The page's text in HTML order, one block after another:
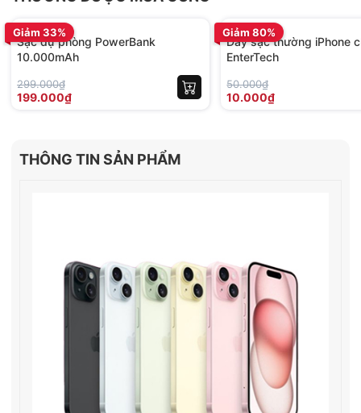
Giảm 33%
BH 12 tháng
Sạc dự phòng PowerBank
10.000mAh
299.000₫
199.000₫
Giảm 80%
Dây sạc thường iPhone
EnterTech
50.000₫
10.000₫
THÔNG TIN SẢN PHẨM